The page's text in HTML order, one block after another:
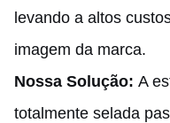
levando a altos
imagem da marca.
Nossa Solução: A
totalmente selada